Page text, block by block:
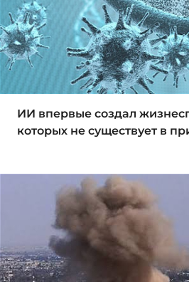
ИИ впервые создал
которых не существует в